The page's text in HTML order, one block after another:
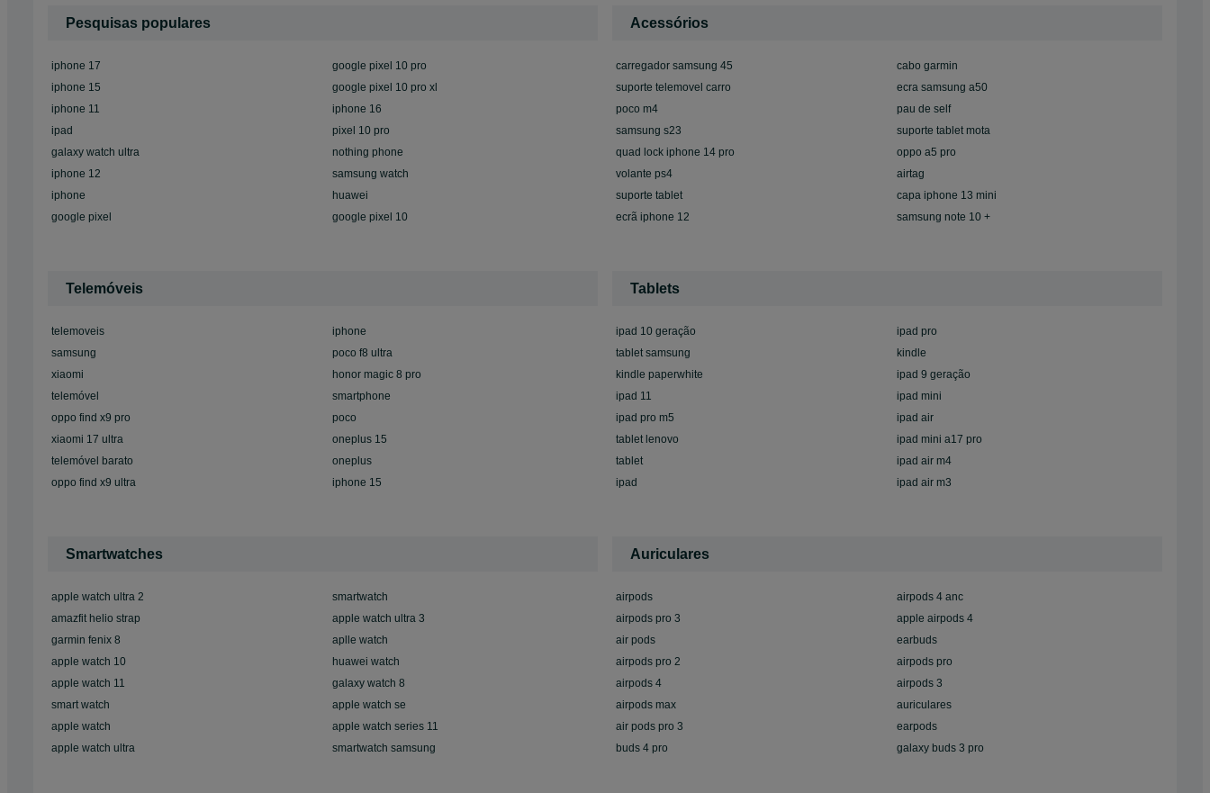
Pesquisas populares
iphone 17
iphone 15
iphone 11
ipad
galaxy watch ultra
iphone 12
iphone
google pixel
google pixel 10 pro
google pixel 10 pro xl
iphone 16
pixel 10 pro
nothing phone
samsung watch
huawei
google pixel 10
Acessórios
carregador samsung 45
suporte telemovel carro
poco m4
samsung s23
quad lock iphone 14 pro
volante ps4
suporte tablet
ecrã iphone 12
cabo garmin
ecra samsung a50
pau de self
suporte tablet mota
oppo a5 pro
airtag
capa iphone 13 mini
samsung note 10 +
Telemóveis
telemoveis
samsung
xiaomi
telemóvel
oppo find x9 pro
xiaomi 17 ultra
telemóvel barato
oppo find x9 ultra
iphone
poco f8 ultra
honor magic 8 pro
smartphone
poco
oneplus 15
oneplus
iphone 15
Tablets
ipad 10 geração
tablet samsung
kindle paperwhite
ipad 11
ipad pro m5
tablet lenovo
tablet
ipad
ipad pro
kindle
ipad 9 geração
ipad mini
ipad air
ipad mini a17 pro
ipad air m4
ipad air m3
Smartwatches
apple watch ultra 2
amazfit helio strap
garmin fenix 8
apple watch 10
apple watch 11
smart watch
apple watch
apple watch ultra
smartwatch
apple watch ultra 3
aplle watch
huawei watch
galaxy watch 8
apple watch se
apple watch series 11
smartwatch samsung
Auriculares
airpods
airpods pro 3
air pods
airpods pro 2
airpods 4
airpods max
air pods pro 3
buds 4 pro
airpods 4 anc
apple airpods 4
earbuds
airpods pro
airpods 3
auriculares
earpods
galaxy buds 3 pro